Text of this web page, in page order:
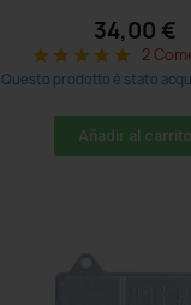
34,00 €
star star star star star 2
Questo prodotto è stato
Añadir al carrito